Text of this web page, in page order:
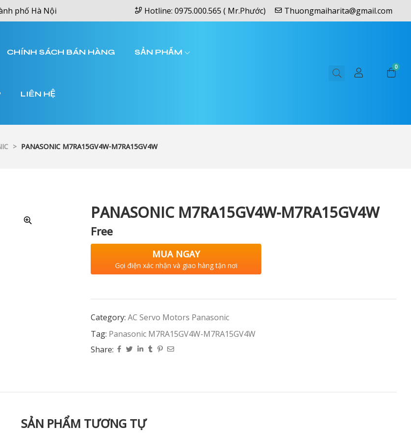
phố Hà Nội Hotline: 0975.000.565 ( Mr.Phước) Thuongmaiharita@gmail.com
CHÍNH SÁCH BÁN HÀNG SẢN PHẨM
LIÊN HỆ
0
> PANASONIC M7RA15GV4W-M7RA15GV4W
PANASONIC M7RA15GV4W-M7RA15GV4W
Free
MUA NGAY
Gọi điện xác nhận và giao hàng tận nơi
Category: AC Servo Motors Panasonic
Tag: Panasonic M7RA15GV4W-M7RA15GV4W
Share:
SẢN PHẨM TƯƠNG TỰ